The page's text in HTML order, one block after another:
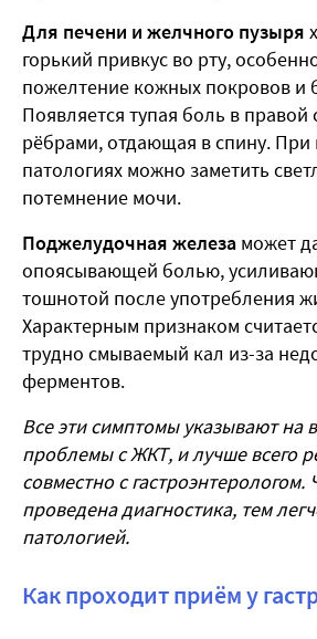
Для печени и желчного пузыря
горький привкус во рту,
пожелтение кожных покровов и
Появляется тупая боль в правой
рёбрами, отдающая в спину. При
патологиях можно заметить
потемнение мочи.
Поджелудочная железа может
опоясывающей болью,
тошнотой после употребления
Характерным признаком
трудно смываемый кал из-за
ферментов.
Все эти симптомы указывают на
проблемы с ЖКТ, и лучше всего
совместно с
проведена диагностика, тем
патологией.
Как проходит приём у